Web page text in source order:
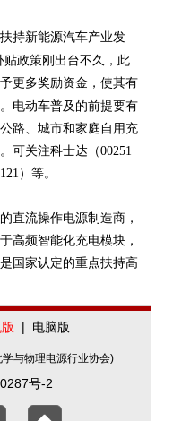
持新能源汽车产业发
贴政策刚出台不久，此
更多奖励资金，使其有
电动车普及的前提要有
路、城市和家庭自用充
可关注科士达（00251
）等。
流操作电源制造商，
高频智能化充电模块，
国家认定的重点扶持高
| 电脑版
与物理电源行业协会)
号-2